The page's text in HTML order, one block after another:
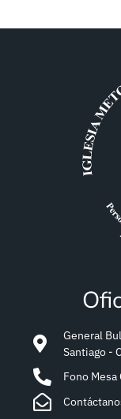
General
Santiago -
Fono